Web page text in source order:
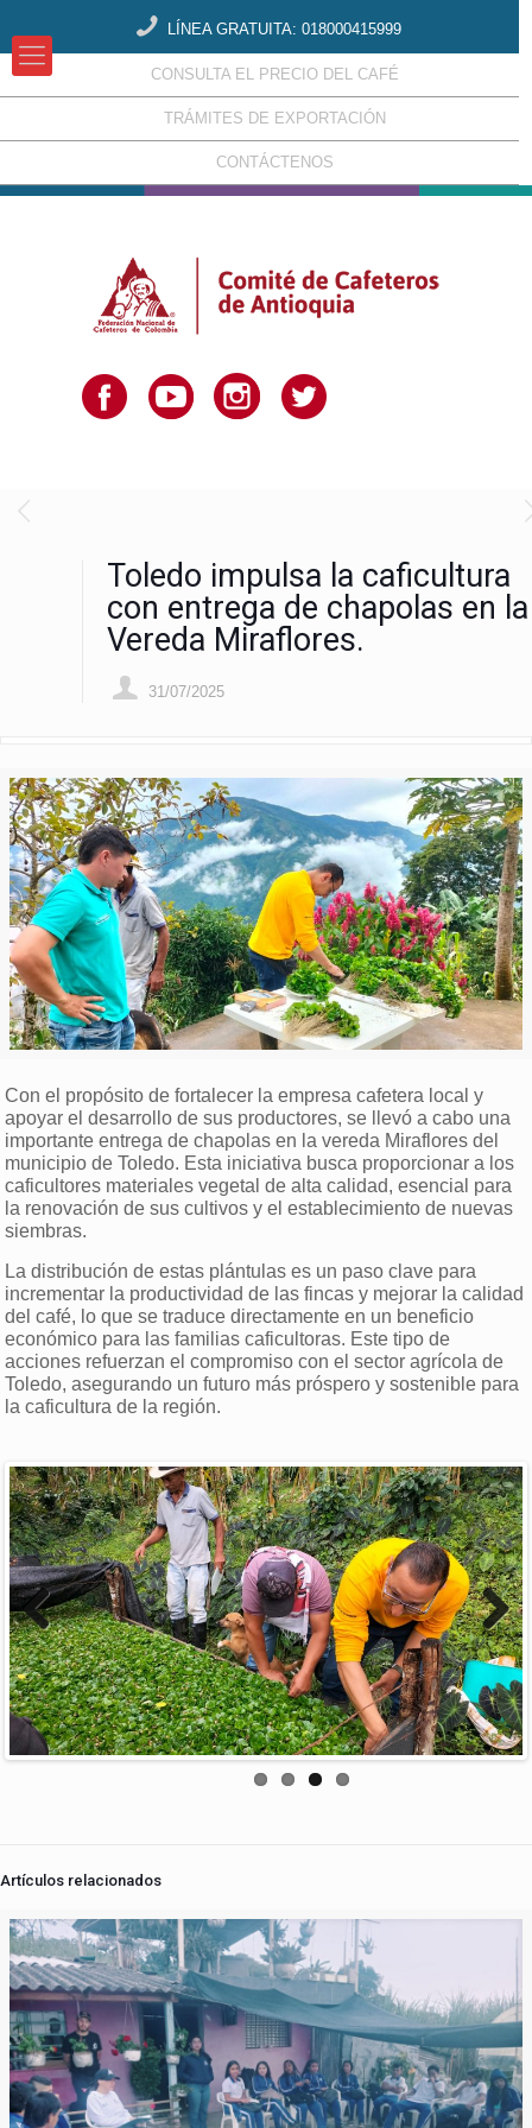
LÍNEA GRATUITA: 018000415999
CONSULTA EL PRECIO DEL CAFÉ
TRÁMITES DE EXPORTACIÓN
CONTÁCTENOS
Toledo impulsa la caficultura
con entrega de chapolas en la
Vereda Miraflores.
31/07/2025
Con el propósito de fortalecer la empresa cafetera local y
apoyar el desarrollo de sus productores, se llevó a cabo una
importante entrega de chapolas en la vereda Miraflores del
municipio de Toledo. Esta iniciativa busca proporcionar a los
caficultores materiales vegetal de alta calidad, esencial para
la renovación de sus cultivos y el establecimiento de nuevas
siembras.
La distribución de estas plántulas es un paso clave para
incrementar la productividad de las fincas y mejorar la calidad
del café, lo que se traduce directamente en un beneficio
económico para las familias caficultoras. Este tipo de
acciones refuerzan el compromiso con el sector agrícola de
Toledo, asegurando un futuro más próspero y sostenible para
la caficultura de la región.
Previous Next
Artículos relacionados